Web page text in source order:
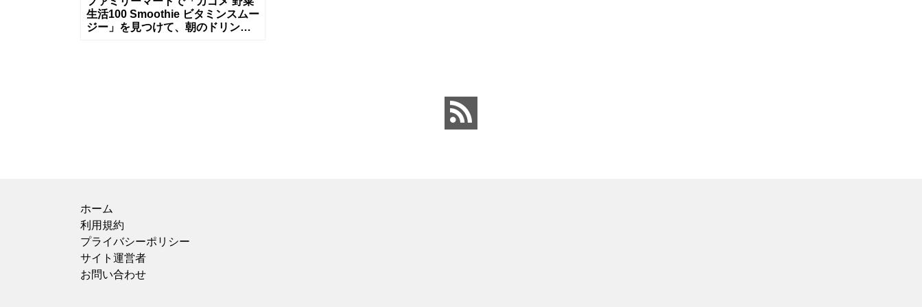
生活100 Smoothie ビタミンスムー
ジー」を見つけて、朝のドリンク
ホーム
利用規約
プライバシーポリシー
サイト運営者
お問い合わせ